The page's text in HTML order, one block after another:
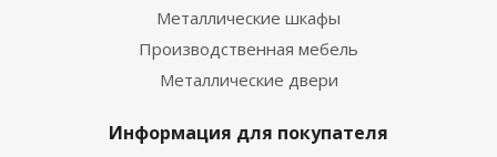
Металлические шкафы
Производственная мебель
Металлические двери
Информация для покупателя